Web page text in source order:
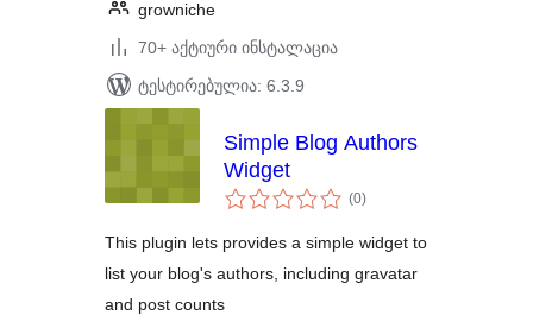
growniche
70+ აქტიური ინსტალაცია
ტესტირებულია: 6.3.9
Simple Blog Authors
Widget
(0საერთო
რეიტინგი
)
This plugin lets provides a simple widget to
list your blog's authors, including gravatar
and post counts